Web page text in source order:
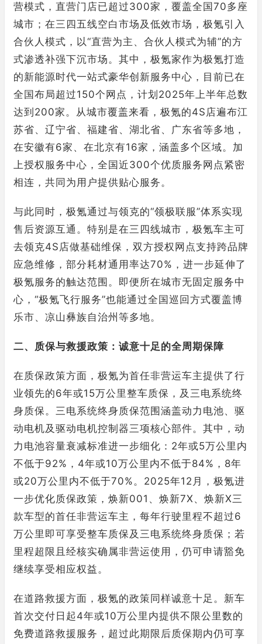
营模式，直营门店已超过300家，覆盖全国70多座
城市；在三四五线空白市场及低效市场，极氪引入
合伙人模式，以“直营为主、合伙人模式为辅”的方
式渗透补强下沉市场。其中，极氪家作为极氪打造
的新能源时代一站式豪华创新服务中心，目前已在
全国布局超过150个网点，计划2025年上半年总数
达到200家。从城市覆盖来看，极氪的4S店遍布江
苏省、辽宁省、福建省、湖北省、广东省等多地，
在安徽有6家、在北京有16家，涵盖多个区域。加
上授权服务中心，全国近300个优质服务网点紧密
相连，共同为用户提供贴心服务。
与此同时，极氪通过与领克的“领极联服”体系实现
售后资源互通。特别是在三四线城市，极氪车主可
去领克4S店做基础维保，双方授权网点支持跨品牌
应急维修，部分耗材通用率达70%，进一步延伸了
极氪服务的触达范围。即便所在城市无固定服务中
心，“极氪飞行服务”也能通过全国巡回方式覆盖博
乐市、凉山彝族自治州等多地。
二、质保与救援政策：诚意十足的全周期保障
在质保政策方面，极氪为首任非营运车主提供了行
业领先的6年或15万公里整车质保，及三电系统终
身质保。三电系统终身质保范围涵盖动力电池、驱
动电机及驱动电机控制器三项核心部件。其中，动
力电池容量衰减标准进一步细化：2年或5万公里内
不低于92%，4年或10万公里内不低于84%，8年
或20万公里内不低于70%。2025年12月，极氪进
一步优化质保政策，焕新001、焕新7X、焕新X三
款车型的首任非营运车主，每年行驶里程不超过6
万公里即可享受整车质保及三电系统终身质保；若
里程超限且经核实确属非营运使用，仍可申请豁免
继续享受相应权益。
在道路救援方面，极氪的政策同样诚意十足。新车
首次交付日起4年或10万公里内提供不限公里数的
免费道路救援服务，超过此期限后质保期内仍可享